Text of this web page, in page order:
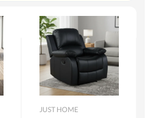
Racks y Muebles TV
JUST HOME